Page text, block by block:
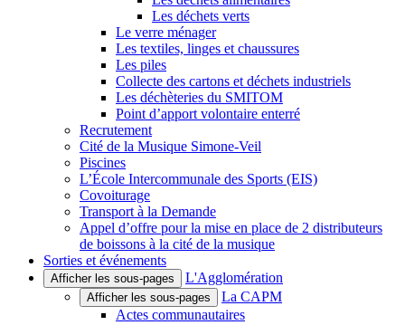
Les déchets verts
Le verre ménager
Les textiles, linges et chaussures
Les piles
Collecte des cartons et déchets industriels
Les déchèteries du SMITOM
Point d’apport volontaire enterré
Recrutement
Cité de la Musique Simone-Veil
Piscines
L’École Intercommunale des Sports (EIS)
Covoiturage
Transport à la Demande
Appel d’offre pour la mise en place de 2 distributeurs
de boissons à la cité de la musique
Sorties et événements
Afficher les sous-pages L'Agglomération
Afficher les sous-pages
La CAPM
Actes communautaires